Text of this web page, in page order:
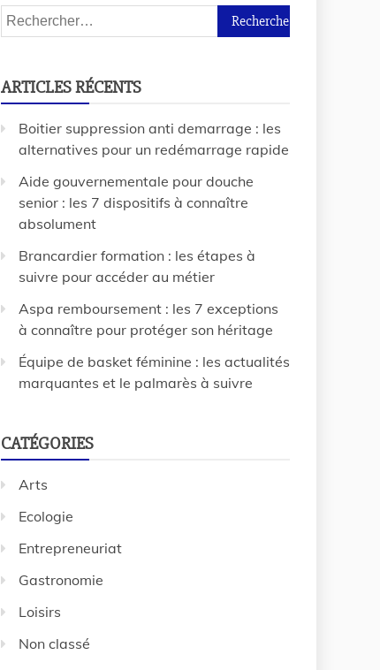
ARTICLES RÉCENTS
Boitier suppression anti demarrage : les
alternatives pour un redémarrage rapide
Aide gouvernementale pour douche
senior : les 7 dispositifs à connaître
absolument
Brancardier formation : les étapes à
suivre pour accéder au métier
Aspa remboursement : les 7 exceptions
à connaître pour protéger son héritage
Équipe de basket féminine : les actualités
marquantes et le palmarès à suivre
CATÉGORIES
Arts
Ecologie
Entrepreneuriat
Gastronomie
Loisirs
Non classé